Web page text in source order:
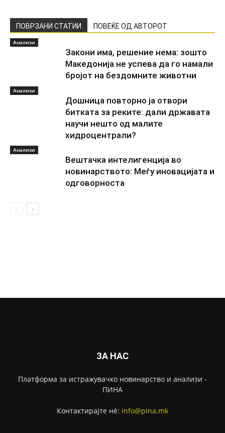
ПОВРЗАНИ СТАТИИ ПОВЕЌЕ ОД АВТОРОТ
Анализи
Закони има, решение нема: зошто
Македонија не успева да го намали
бројот на бездомните животни
Анализи
Дошница повторно ја отвори
битката за реките: дали државата
научи нешто од малите
хидроцентрали?
Анализи
Вештачка интелигенција во
новинарството: Меѓу иновацијата и
одговорноста
ЗА НАС
Платформа за истражувачко новинарство и анализи -
ПИНА
Контактирајте нѐ: info@pina.mk